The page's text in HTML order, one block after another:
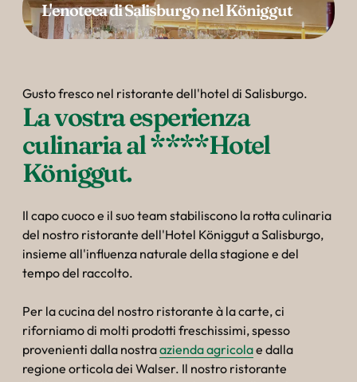
----
L'enoteca di Salisburgo nel Königgut
Gusto fresco nel ristorante dell'hotel di Salisburgo.
La vostra esperienza
culinaria al ****Hotel
Königgut.
Il capo cuoco e il suo team stabiliscono la rotta culinaria
del nostro ristorante dell'Hotel Königgut a Salisburgo,
insieme all'influenza naturale della stagione e del
tempo del raccolto.
Per la cucina del nostro ristorante à la carte, ci
riforniamo di molti prodotti freschissimi, spesso
provenienti dalla nostraazienda agricolae dalla
regione orticola dei Walser. Il nostro ristorante